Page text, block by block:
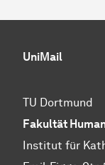
UniMail
TU Dortmund
Fakultät
Institut für